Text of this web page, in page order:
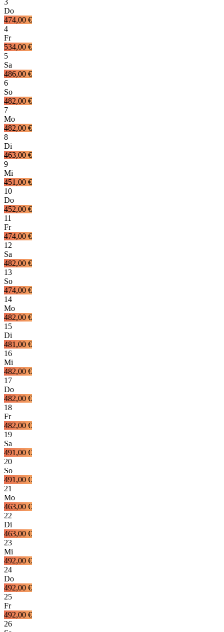
3
Do
474,00 €
4
Fr
534,00 €
5
Sa
486,00 €
6
So
482,00 €
7
Mo
482,00 €
8
Di
463,00 €
9
Mi
451,00 €
10
Do
452,00 €
11
Fr
474,00 €
12
Sa
482,00 €
13
So
474,00 €
14
Mo
482,00 €
15
Di
481,00 €
16
Mi
482,00 €
17
Do
482,00 €
18
Fr
482,00 €
19
Sa
491,00 €
20
So
491,00 €
21
Mo
463,00 €
22
Di
463,00 €
23
Mi
492,00 €
24
Do
492,00 €
25
Fr
492,00 €
26